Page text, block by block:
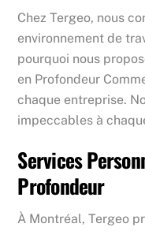
Chez Tergeo, nous
environnement de
pourquoi nous
en Profondeur
chaque entreprise.
impeccables à
Services
Profondeur
À Montréal, Tergeo